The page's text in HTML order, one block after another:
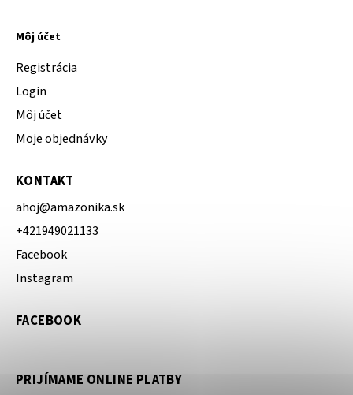
Môj účet
Registrácia
Login
Môj účet
Moje objednávky
KONTAKT
ahoj@amazonika.sk
+421949021133
Facebook
Instagram
FACEBOOK
PRIJÍMAME ONLINE PLATBY